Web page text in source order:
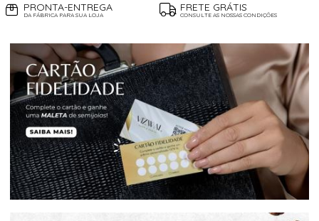
PRONTA-ENTREGA
DA FÁBRICA PARA SUA LOJA
FRETE GRÁTIS
CONSULTE AS NOSSAS CONDIÇÕES